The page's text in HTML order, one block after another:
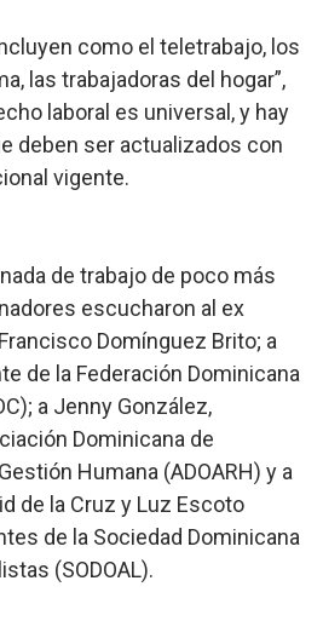
como el teletrabajo, los
las trabajadoras del hogar”,
laboral es universal, y hay
deben ser actualizados con
vigente.
de trabajo de poco más
escucharon al ex
Domínguez Brito; a
de la Federación Dominicana
a Jenny González,
Dominicana de
Humana (ADOARH) y a
de la Cruz y Luz Escoto
de la Sociedad Dominicana
(SODOAL).